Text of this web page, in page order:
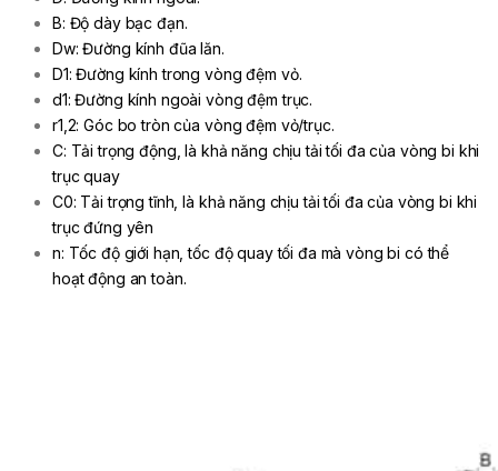
B: Độ dày bạc đạn.
Dw: Đường kính đũa lăn.
D1: Đường kính trong vòng đệm vỏ.
d1: Đường kính ngoài vòng đệm trục.
r1,2: Góc bo tròn của vòng đệm vỏ/trục.
C: Tải trọng động, là khả năng chịu tải tối đa của vòng bi khi
trục quay
C0: Tải trọng tĩnh, là khả năng chịu tải tối đa của vòng bi khi
trục đứng yên
n: Tốc độ giới hạn, tốc độ quay tối đa mà vòng bi có thể
hoạt động an toàn.